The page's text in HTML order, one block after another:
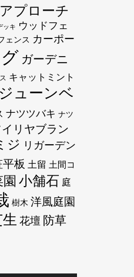
アプローチ
ッキ ウッドフェ
ェンス カーポー
ガーデニ
キャットミント
ジューンベ
ナツツバキ ナツ
イリヤブラン
ジ リガーデン
板 土留 土間コ
小舗石 庭
樹木 洋風庭園
花壇 防草